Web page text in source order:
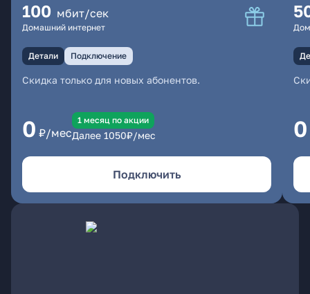
100 мбит/сек
Домашний интернет
Детали Подключение
Скидка только для новых абонентов.
0 ₽/мес
1 месяц по акции
Далее 1050₽/мес
Подключить
0